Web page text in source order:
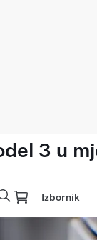
3 u
Izbornik